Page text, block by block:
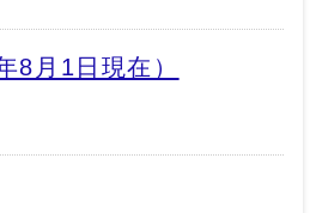
8月1日現在）